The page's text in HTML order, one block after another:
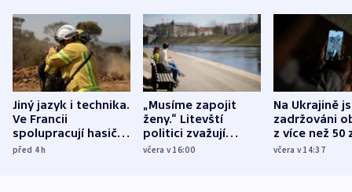
Jiný jazyk i technika.
Ve Francii
spolupracují hasiči z
různých zemí
před 4h
„Musíme zapojit
ženy.“ Litevští
politici zvažují
dohodu o
včera v 16:00
Na Ukrajině
zadržováni
z více než 50
Bojovali na
včera v 14:37